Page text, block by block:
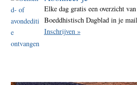
Elke dag gratis een overzicht
Boeddhistisch Dagblad in je
Inschrijven »